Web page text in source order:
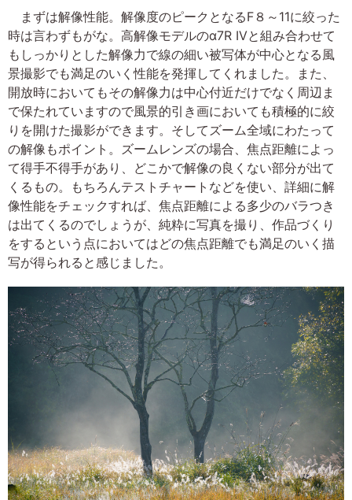
まずは解像性能。解像度のピークとなるF８～11に絞った
時は言わずもがな。高解像モデルのα7R IVと組み合わせて
もしっかりとした解像力で線の細い被写体が中心となる風
景撮影でも満足のいく性能を発揮してくれました。また、
開放時においてもその解像力は中心付近だけでなく周辺ま
で保たれていますので風景的引き画においても積極的に絞
りを開けた撮影ができます。そしてズーム全域にわたって
の解像もポイント。ズームレンズの場合、焦点距離によっ
て得手不得手があり、どこかで解像の良くない部分が出て
くるもの。もちろんテストチャートなどを使い、詳細に解
像性能をチェックすれば、焦点距離による多少のバラつき
は出てくるのでしょうが、純粋に写真を撮り、作品づくり
をするという点においてはどの焦点距離でも満足のいく描
写が得られると感じました。